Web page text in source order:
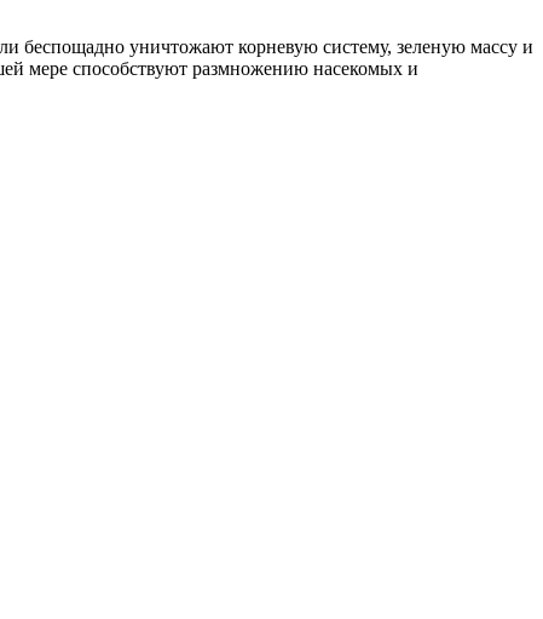
беспощадно уничтожают корневую систему, зеленую массу и
мере способствуют размножению насекомых и